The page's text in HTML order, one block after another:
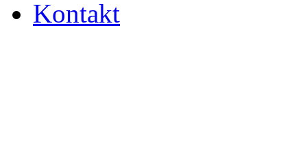
Kontakt